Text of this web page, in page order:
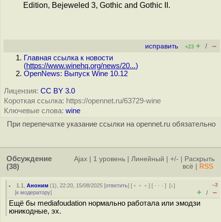
Edition, Bejeweled 3, Gothic and Gothic II.
исправить +23 + / –
Главная ссылка к новости
(https://www.winehq.org/news/20...)
OpenNews: Выпуск Wine 10.12
Лицензия: CC BY 3.0
Короткая ссылка: https://opennet.ru/63729-wine
Ключевые слова: wine
При перепечатке указание ссылки на opennet.ru обязательно
Обсуждение
(38)
Ajax 1 уровень Линейный +/-
Раскрыть
всё
RSS
1.1 ,Аноним (1), 22:20, 15/08/2025 [ответить] [ ﹢﹢﹢] [ · · ·][↓]
[к модератору]
–2
+ / –
Ещё бы mediafoudation нормально работала или эмодзи
юникодные, эх.